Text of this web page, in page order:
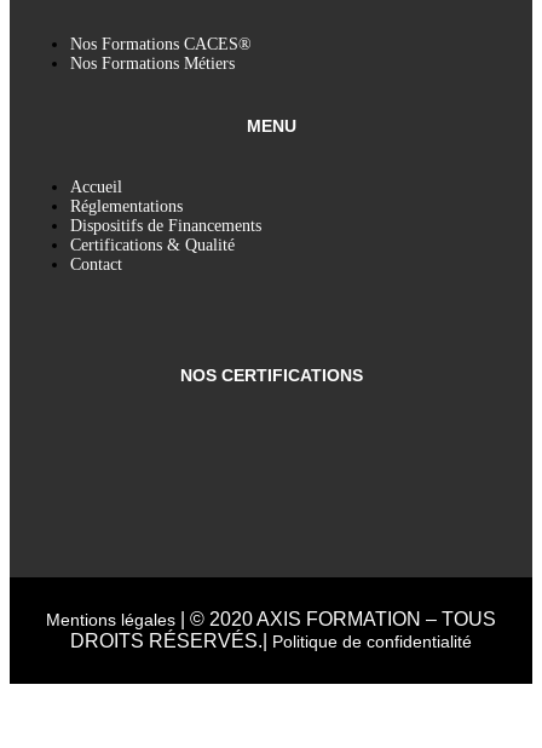
Nos Formations CACES®
Nos Formations Métiers
MENU
Accueil
Réglementations
Dispositifs de Financements
Certifications & Qualité
Contact
NOS CERTIFICATIONS
Mentions légales | © 2020 AXIS FORMATION – TOUS
DROITS RÉSERVÉS.| Politique de confidentialité